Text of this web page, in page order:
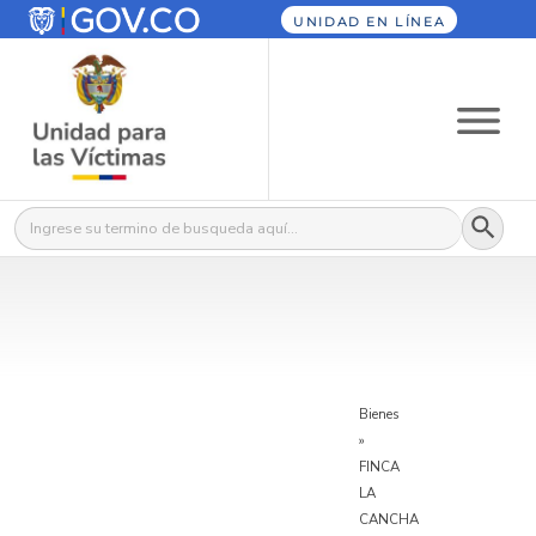
UNIDAD EN LÍNEA
Buscar: Botón
Bienes
»
FINCA
LA
CANCHA